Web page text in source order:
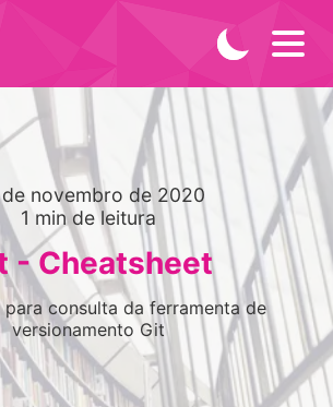
novembro de 2020
1 min de leitura
- Cheatsheet
para consulta da ferramenta de
versionamento Git